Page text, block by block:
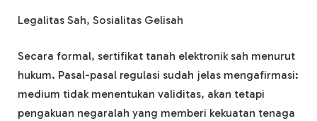
Legalitas Sah, Sosialitas Gelisah
Secara formal, sertifikat tanah elektronik sah menurut
hukum. Pasal-pasal regulasi sudah jelas mengafirmasi:
medium tidak menentukan validitas, akan tetapi
pengakuan negaralah yang memberi kekuatan tenaga